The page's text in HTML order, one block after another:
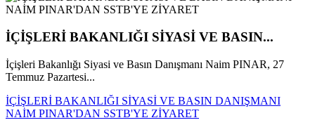
İÇİŞLERİ BAKANLIĞI SİYASİ VE BASIN...
İçişleri Bakanlığı Siyasi ve Basın Danışmanı Naim PINAR, 27
Temmuz Pazartesi...
İÇİŞLERİ BAKANLIĞI SİYASİ VE BASIN DANIŞMANI
NAİM PINAR'DAN SSTB'YE ZİYARET